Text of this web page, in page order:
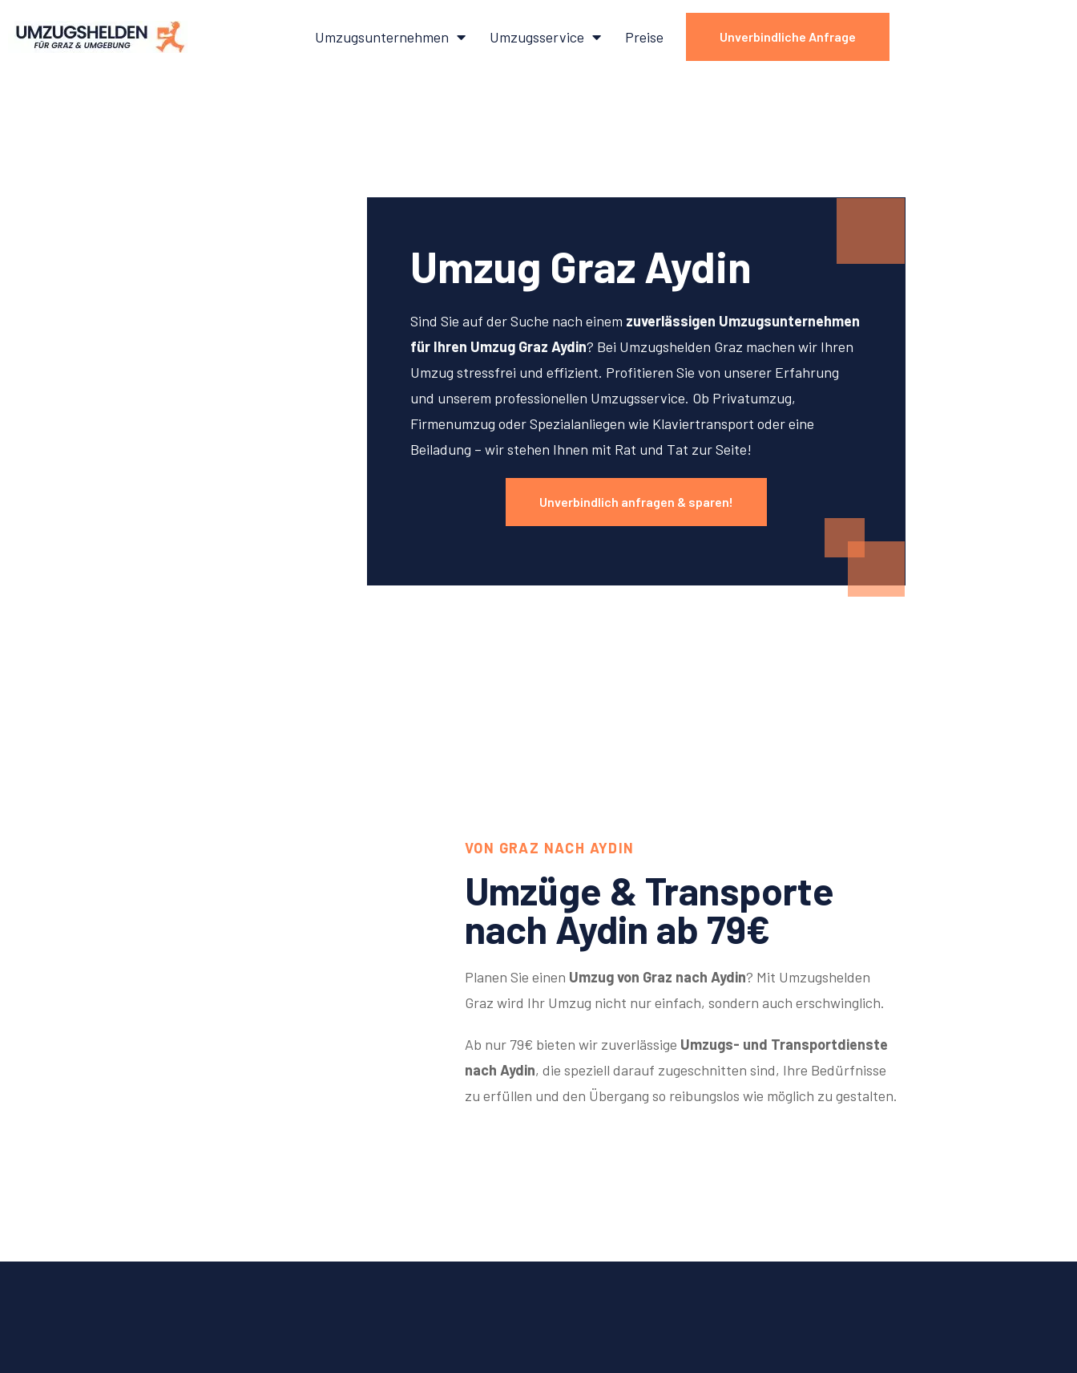
Umzugsunternehmen Umzugsservice Preise Unverbindliche Anfrage
Umzug Graz Aydin
Sind Sie auf der Suche nach einem zuverlässigen Umzugsunternehmen
für Ihren Umzug Graz Aydin? Bei Umzugshelden Graz machen wir Ihren
Umzug stressfrei und effizient. Profitieren Sie von unserer Erfahrung
und unserem professionellen Umzugsservice. Ob Privatumzug,
Firmenumzug oder Spezialanliegen wie Klaviertransport oder eine
Beiladung – wir stehen Ihnen mit Rat und Tat zur Seite!
Unverbindlich anfragen & sparen!
VON GRAZ NACH AYDIN
Umzüge & Transporte
nach Aydin ab 79€
Planen Sie einen Umzug von Graz nach Aydin? Mit Umzugshelden
Graz wird Ihr Umzug nicht nur einfach, sondern auch erschwinglich.
Ab nur 79€ bieten wir zuverlässige Umzugs- und Transportdienste
nach Aydin, die speziell darauf zugeschnitten sind, Ihre Bedürfnisse
zu erfüllen und den Übergang so reibungslos wie möglich zu gestalten.